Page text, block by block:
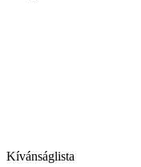
Kívánságlista